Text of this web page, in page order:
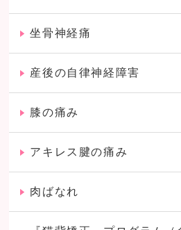
坐骨神経痛
産後の自律神経障害
膝の痛み
アキレス腱の痛み
肉ばなれ